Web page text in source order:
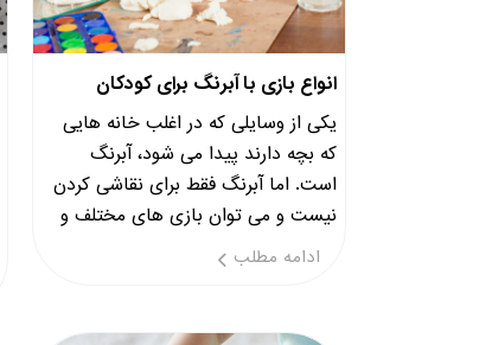
انواع بازی با آبرنگ برای کودکان
یکی از وسایلی که در اغلب خانه هایی
که بچه دارند پیدا می شود، آبرنگ
است. اما آبرنگ فقط برای نقاشی کردن
نیست و می توان بازی های مختلف و
جذابی را با آن تجربه کرد.
ادامه مطلب